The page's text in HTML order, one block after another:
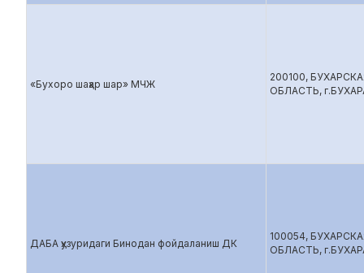
«Бухоро шаҳар шар» МЧЖ
200100,
ОБЛАСТЬ,
ДАБА ҳузуридаги Бинодан фойдаланиш ДК
100054,
ОБЛАСТЬ,